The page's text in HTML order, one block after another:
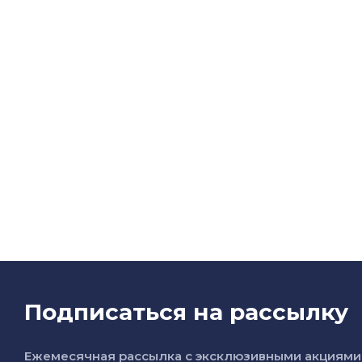
Подписаться на рассылку
Ежемесячная рассылка с эксклюзивными